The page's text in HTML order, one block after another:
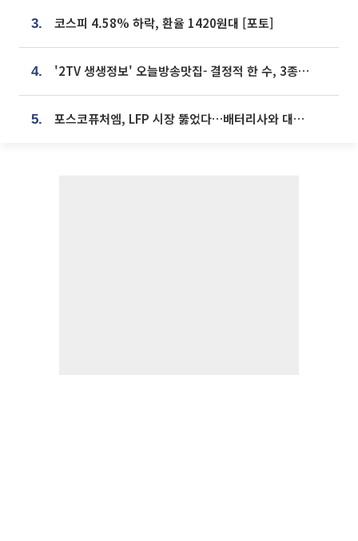
3. 코스피 4.58% 하락, 환율 1420원대 [포토]
4. '2TV 생생정보' 오늘방송맛집- 결정적 한 수, 3종 메밀면! 메밀 소바 맛집 '의○○○○'
5. 포스코퓨처엠, LFP 시장 뚫었다…배터리사와 대규모 장기 공급 합의